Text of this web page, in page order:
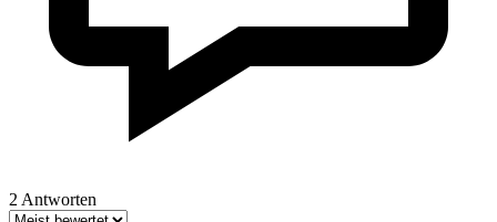
2 Antworten